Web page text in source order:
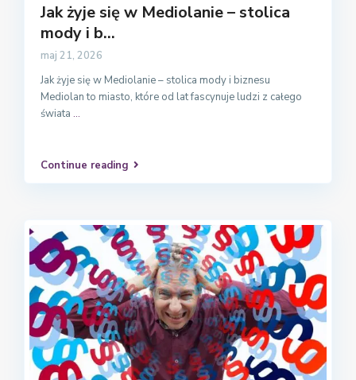
Jak żyje się w Mediolanie – stolica
mody i b...
maj 21, 2026
Jak żyje się w Mediolanie – stolica mody i biznesu
Mediolan to miasto, które od lat fascynuje ludzi z całego
świata ...
Continue reading